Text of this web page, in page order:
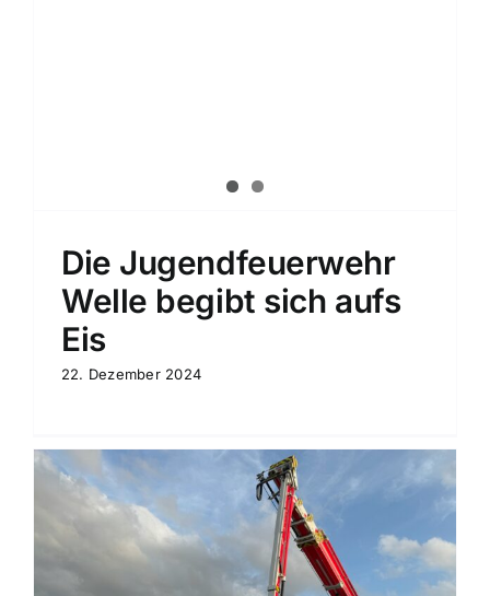
Die Jugendfeuerwehr
Welle begibt sich aufs
Eis
22. Dezember 2024